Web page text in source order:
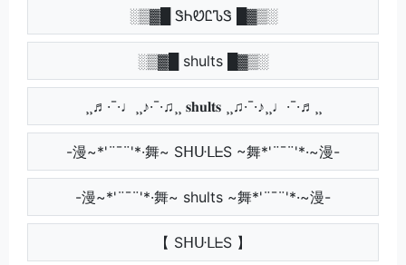
░▒▓█ ᏕᏂᏬᏝᏖᏕ █▓▒░
░▒▓█ shults █▓▒░
¸¸♬·¯·♩¸¸♪·¯·♫¸¸ 𝐬𝐡𝐮𝐥𝐭𝐬 ¸¸♫·¯·♪¸¸♩·¯·♬¸¸
-漫~*'¨¯¨'*·舞~ SᕼᑘᒪᖶS ~舞*'¨¯¨'*·~漫-
-漫~*'¨¯¨'*·舞~ shults ~舞*'¨¯¨'*·~漫-
【 SᕼᑘᒪᖶS 】